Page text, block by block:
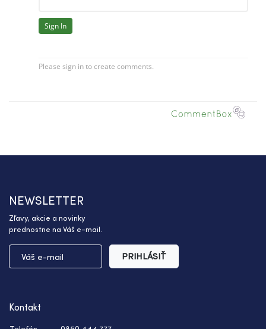
NEWSLETTER
Zľavy, akcie a novinky
prednostne na Váš e-mail.
PRIHLÁSIŤ
Kontakt